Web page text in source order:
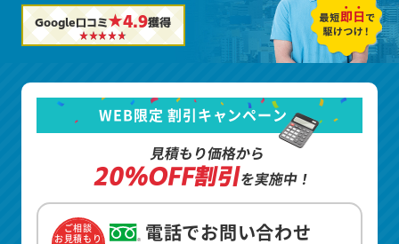
Google口コミ★4.9獲得
WEB限定 割引キャンペーン
見積もり価格から
20%OFF割引を実施中！
ご相談
お見積もり
電話でお問い合わせ